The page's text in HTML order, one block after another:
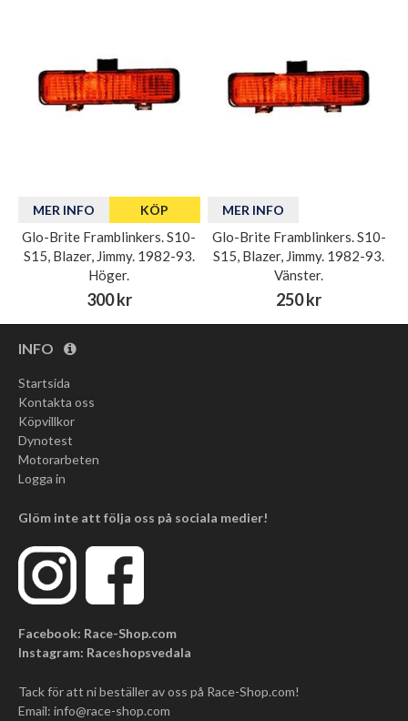
MER INFO KÖP
Glo-Brite Framblinkers. S10-
S15, Blazer, Jimmy. 1982-93.
Höger.
300 kr
MER INFO
Glo-Brite Framblinkers. S10-
S15, Blazer, Jimmy. 1982-93.
Vänster.
250 kr
INFO
Startsida
Kontakta oss
Köpvillkor
Dynotest
Motorarbeten
Logga in
Glöm inte att följa oss på sociala medier!
Facebook: Race-Shop.com
Instagram: Raceshopsvedala
Tack för att ni beställer av oss på Race-Shop.com!
Email: info@race-shop.com